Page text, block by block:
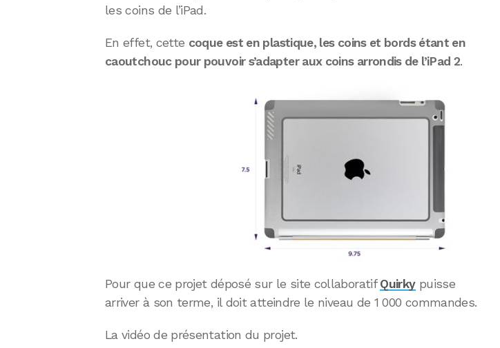
les coins de l’iPad.
En effet, cette coque est en plastique, les coins et bords étant en
caoutchouc pour pouvoir s’adapter aux coins arrondis de l’iPad 2.
Pour que ce projet déposé sur le site collaboratif Quirkypuisse
arriver à son terme, il doit atteindre le niveau de 1 000 commandes.
La vidéo de présentation du projet.